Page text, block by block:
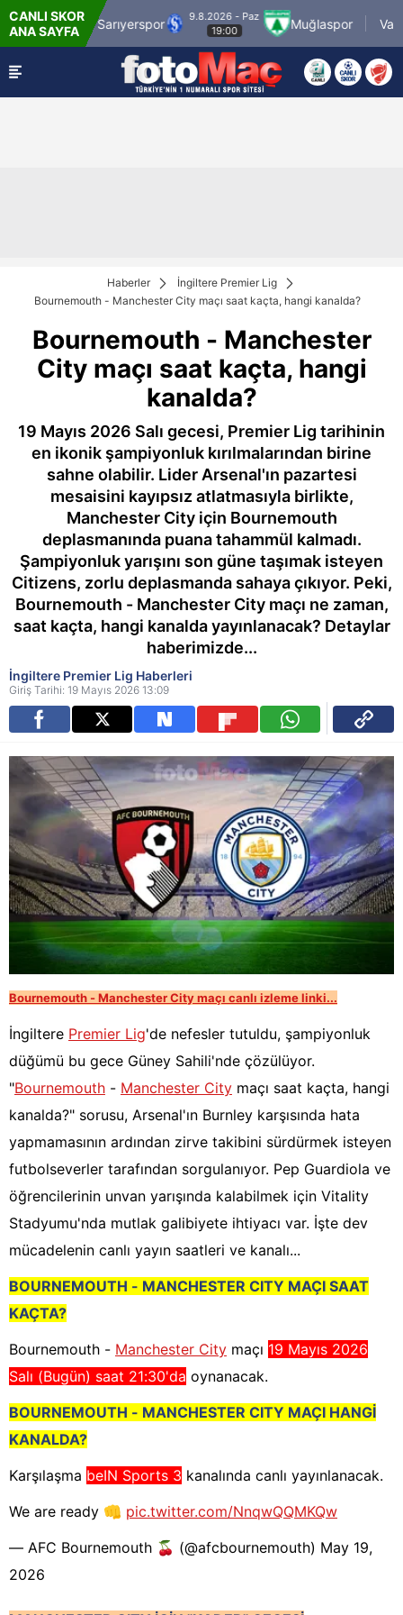
CANLI SKOR
ANA SAYFA
SMS Grup Sarıyerspor
9.8.2026 - Paz
19:00
Muğlaspor Vanspor
Haberler
İngiltere Premier Lig
Bournemouth - Manchester City maçı saat kaçta, hangi kanalda?
Bournemouth - Manchester
City maçı saat kaçta, hangi
kanalda?
19 Mayıs 2026 Salı gecesi, Premier Lig tarihinin
en ikonik şampiyonluk kırılmalarından birine
sahne olabilir. Lider Arsenal'ın pazartesi
mesaisini kayıpsız atlatmasıyla birlikte,
Manchester City için Bournemouth
deplasmanında puana tahammül kalmadı.
Şampiyonluk yarışını son güne taşımak isteyen
Citizens, zorlu deplasmanda sahaya çıkıyor. Peki,
Bournemouth - Manchester City maçı ne zaman,
saat kaçta, hangi kanalda yayınlanacak? Detaylar
haberimizde...
İngiltere Premier Lig Haberleri
Giriş Tarihi: 19 Mayıs 2026 13:09
Bournemouth - Manchester City maçı canlı izleme linki...
İngiltere Premier Lig'de nefesler tutuldu, şampiyonluk
düğümü bu gece Güney Sahili'nde çözülüyor.
"Bournemouth - Manchester City maçı saat kaçta, hangi
kanalda?" sorusu, Arsenal'ın Burnley karşısında hata
yapmamasının ardından zirve takibini sürdürmek isteyen
futbolseverler tarafından sorgulanıyor. Pep Guardiola ve
öğrencilerinin unvan yarışında kalabilmek için Vitality
Stadyumu'nda mutlak galibiyete ihtiyacı var. İşte dev
mücadelenin canlı yayın saatleri ve kanalı...
BOURNEMOUTH - MANCHESTER CITY MAÇI SAAT
KAÇTA?
Bournemouth - Manchester City maçı 19 Mayıs 2026
Salı (Bugün) saat 21:30'da oynanacak.
BOURNEMOUTH - MANCHESTER CITY MAÇI HANGİ
KANALDA?
Karşılaşma beIN Sports 3 kanalında canlı yayınlanacak.
We are ready 👊 pic.twitter.com/NnqwQQMKQw
— AFC Bournemouth 🍒 (@afcbournemouth) May 19,
2026